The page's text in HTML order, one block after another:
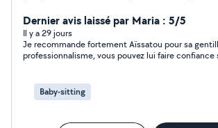
Personne sérieuse, ponctuelle et de
Disponible en semaine et le week-end
besoins. Secteur : Grasse et alentours N'hésitez pas à
me contacter pour plus d'informations.
Dernier avis laissé par Maria : 5/5
Il y a 29 jours
Je recommande fortement Aïssatou pour sa
professionnalisme, vous pouvez lui faire confiance sans
Baby-sitting